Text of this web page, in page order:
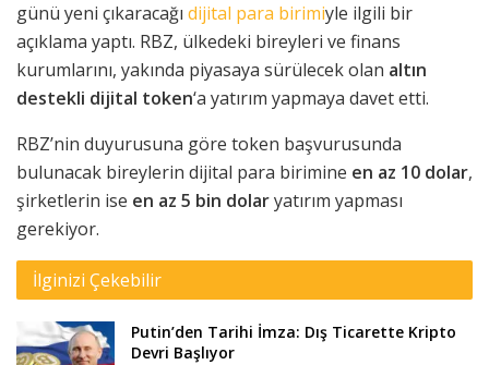
günü yeni çıkaracağı dijital para birimiyle ilgili bir
açıklama yaptı. RBZ, ülkedeki bireyleri ve finans
kurumlarını, yakında piyasaya sürülecek olan altın
destekli dijital token‘a yatırım yapmaya davet etti.
RBZ’nin duyurusuna göre token başvurusunda
bulunacak bireylerin dijital para birimine en az 10 dolar,
şirketlerin ise en az 5 bin dolaryatırım yapması
gerekiyor.
İlginizi Çekebilir
Putin’den Tarihi İmza: Dış Ticarette Kripto
Devri Başlıyor